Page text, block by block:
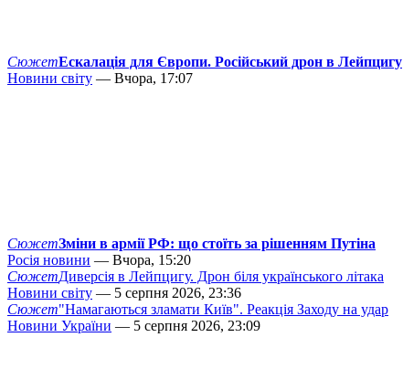
СюжетЕскалація для Європи. Російський дрон в Лейпцигу
Новини світу — Вчора, 17:07
СюжетЗміни в армії РФ: що стоїть за рішенням Путіна
Росія новини — Вчора, 15:20
СюжетДиверсія в Лейпцигу. Дрон біля українського літака
Новини світу — 5 серпня 2026, 23:36
Сюжет"Намагаються зламати Київ". Реакція Заходу на удар
Новини України — 5 серпня 2026, 23:09